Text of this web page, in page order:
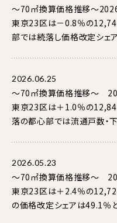
～70㎡換算価格推移～
東京23区は－0.8％の
部では続落し価格改定シェ
2026.06.25
～70㎡換算価格推移～
東京23区は＋1.0％の
落の都心部では流通戸数・
2026.05.23
～70㎡換算価格推移～
東京23区は＋2.4％の
の価格改定シェアは49.1％